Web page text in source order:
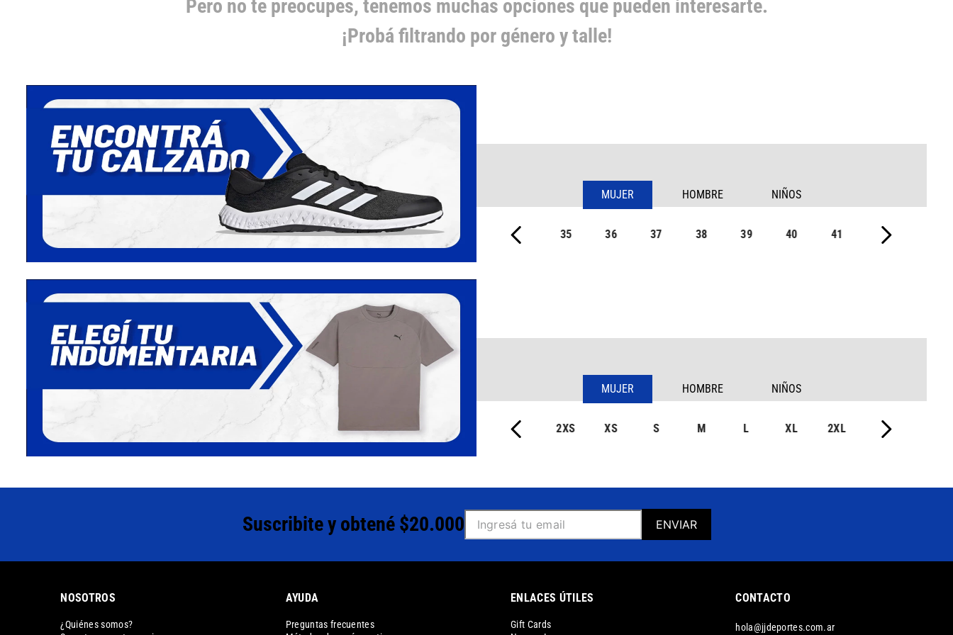
Pero no te preocupes, tenemos muchas opciones que pueden interesarte.
¡Probá filtrando por género y talle!
MUJER HOMBRE NIÑOS
35 36 37 38 39 40 41
MUJER HOMBRE NIÑOS
2XS XS S M L XL 2XL
Suscribite y obtené $20.000 ENVIAR
NOSOTROS
¿Quiénes somos?
AYUDA
Preguntas frecuentes
ENLACES ÚTILES
Gift Cards
CONTACTO
hola@jjdeportes.com.ar